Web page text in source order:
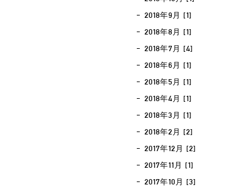
2018年9月 [1]
2018年8月 [1]
2018年7月 [4]
2018年6月 [1]
2018年5月 [1]
2018年4月 [1]
2018年3月 [1]
2018年2月 [2]
2017年12月 [2]
2017年11月 [1]
2017年10月 [3]